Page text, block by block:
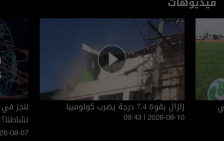
زلزال بقوة 7.4 درجة يضرب كولومبيا
09:43 | 2026-08-10
ننجز
نشاطنا؟
08-07